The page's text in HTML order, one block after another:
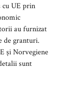
cu UE prin
au furnizat
de granturi.
și Norvegiene
sunt